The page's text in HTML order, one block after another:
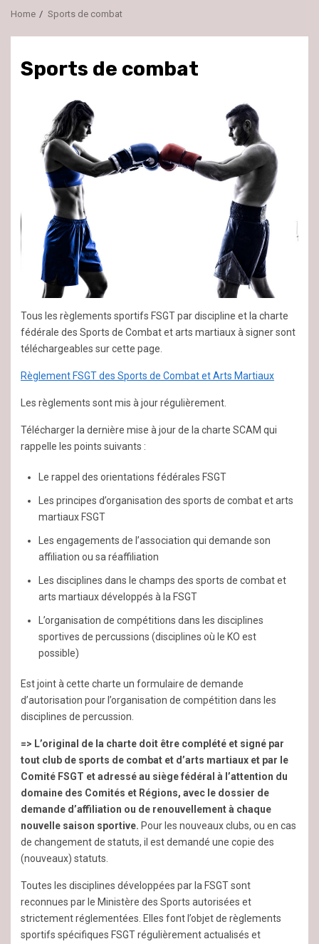
Home Sports de combat
Sports de combat
Tous les règlements sportifs FSGT par discipline et la charte
fédérale des Sports de Combat et arts martiaux à signer sont
téléchargeables sur cette page.
Règlement FSGT des Sports de Combat et Arts Martiaux
Les règlements sont mis à jour régulièrement.
Télécharger la dernière mise à jour de la charte SCAM qui
rappelle les points suivants :
Le rappel des orientations fédérales FSGT
Les principes d’organisation des sports de combat et arts
martiaux FSGT
Les engagements de l’association qui demande son
affiliation ou sa réaffiliation
Les disciplines dans le champs des sports de combat et
arts martiaux développés à la FSGT
L’organisation de compétitions dans les disciplines
sportives de percussions (disciplines où le KO est
possible)
Est joint à cette charte un formulaire de demande
d’autorisation pour l’organisation de compétition dans les
disciplines de percussion.
=> L’original de la charte doit être complété et signé par
tout club de sports de combat et d’arts martiaux et par le
Comité FSGT et adressé au siège fédéral à l’attention du
domaine des Comités et Régions, avec le dossier de
demande d’affiliation ou de renouvellement à chaque
nouvelle saison sportive. Pour les nouveaux clubs, ou en cas
de changement de statuts, il est demandé une copie des
(nouveaux) statuts.
Toutes les disciplines développées par la FSGT sont
reconnues par le Ministère des Sports autorisées et
strictement réglementées. Elles font l’objet de règlements
sportifs spécifiques FSGT régulièrement actualisés et